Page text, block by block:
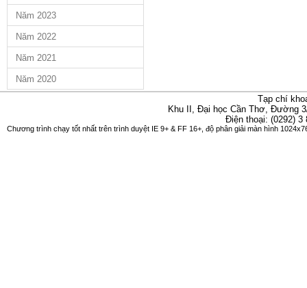
Năm 2023
Năm 2022
Năm 2021
Năm 2020
Tạp chí
Khu II, Đại học Cần Thơ, Đường
Điện thoại: (0292)
Chương trình chạy tốt nhất trên trình duyệt IE 9+ & FF 16+, độ phân giải màn hình